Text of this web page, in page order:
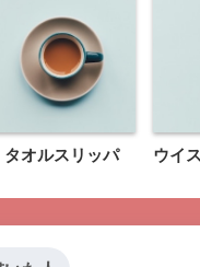
オルスリッパ ウイ